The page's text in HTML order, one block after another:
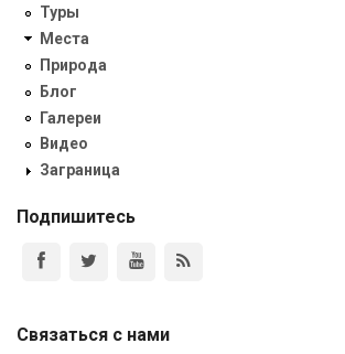
Туры
Места
Природа
Блог
Галереи
Видео
Заграница
Подпишитесь
Связаться с нами